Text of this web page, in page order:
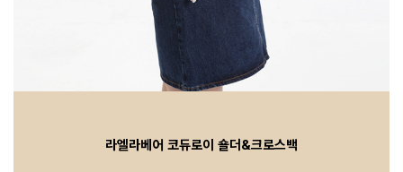
라엘라베어 코듀로이 숄더&크로스백